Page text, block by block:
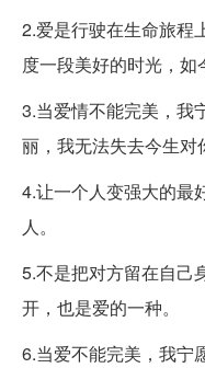
2.爱是行驶在生命旅程
度一段美好的时光，如
3.当爱情不能完美，我
丽，我无法失去今生对
4.让一个人变强大的最
人。
5.不是把对方留在自己
开，也是爱的一种。
6.当爱不能完美，我宁